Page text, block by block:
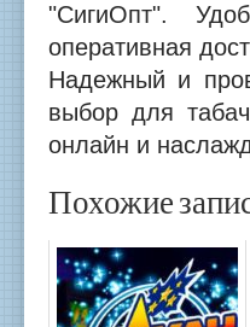
"СигиОпт".
оперативная
Надежный и
выбор для
онлайн и
Похожие